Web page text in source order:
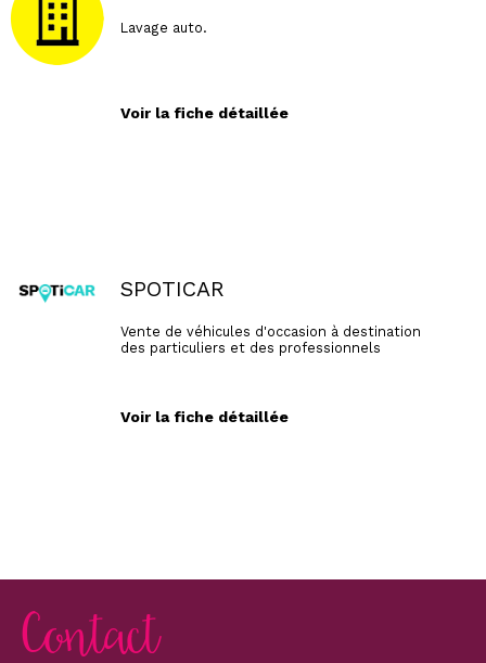
Lavage auto.
Voir la fiche détaillée
SPOTICAR
Vente de véhicules d'occasion à destination
des particuliers et des professionnels
Voir la fiche détaillée
Contact